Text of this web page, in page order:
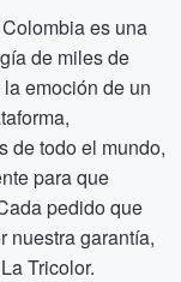
es una
de miles de
emoción de un
de todo el mundo,
para que
pedido que
nuestra garantía,
Tricolor.